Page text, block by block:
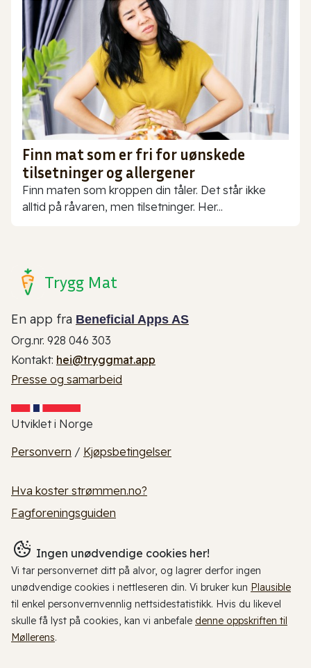
Finn mat som er fri for uønskede
tilsetninger og allergener
Finn maten som kroppen din tåler. Det står ikke
alltid på råvaren, men tilsetninger. Her...
Trygg Mat
En app fra Beneficial Apps AS
Org.nr. 928 046 303
Kontakt: hei@tryggmat.app
Presse og samarbeid
Utviklet i Norge
Personvern / Kjøpsbetingelser
Hva koster strømmen.no?
Fagforeningsguiden
Ingen unødvendige cookies her!
Vi tar personvernet ditt på alvor, og lagrer derfor ingen
unødvendige cookies i nettleseren din. Vi bruker kun Plausible
til enkel personvernvennlig nettsidestatistikk. Hvis du likevel
skulle få lyst på cookies, kan vi anbefale denne oppskriften til
Møllerens.